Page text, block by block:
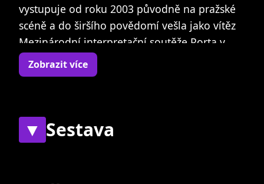
vystupuje od roku 2003 původně na pražské
scéně a do širšího povědomí vešla jako vítěz
Mezinárodní interpretační soutěže Porta v
Ústí nad Labem v roce 2012. Přestože jde o
folkovou soutěž, kapela inklinuje k široké
První polovinu dua tvoří Filip Vasilděda
Novák, který také vystupuje s kapelou Basta
Zobrazit více
▼ Sestava